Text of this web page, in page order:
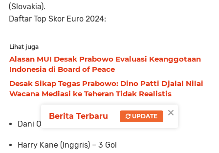
(Slovakia).
Daftar Top Skor Euro 2024:
Lihat juga
Alasan MUI Desak Prabowo Evaluasi Keanggotaan
Indonesia di Board of Peace
Desak Sikap Tegas Prabowo: Dino Patti Djalal Nilai
Wacana Mediasi ke Teheran Tidak Realistis
Dani Olmo (Spanyol) – 3 Gol
Harry Kane (Inggris) – 3 Gol
×
Berita Terbaru UPDATE